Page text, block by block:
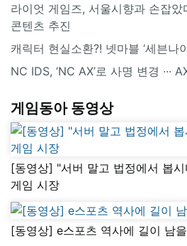
라이엇 게임즈, 서울시향과 손잡
콘텐츠 추진
캐릭터 현실소환?! 넷마블 ‘세븐나
NC IDS, ‘NC AX’로 사명 변경 ∙∙∙
게임동아 동영상
[동영상] "서버 말고 법정에서 봅
게임 시장
[동영상] e스포츠 역사에 길이 남